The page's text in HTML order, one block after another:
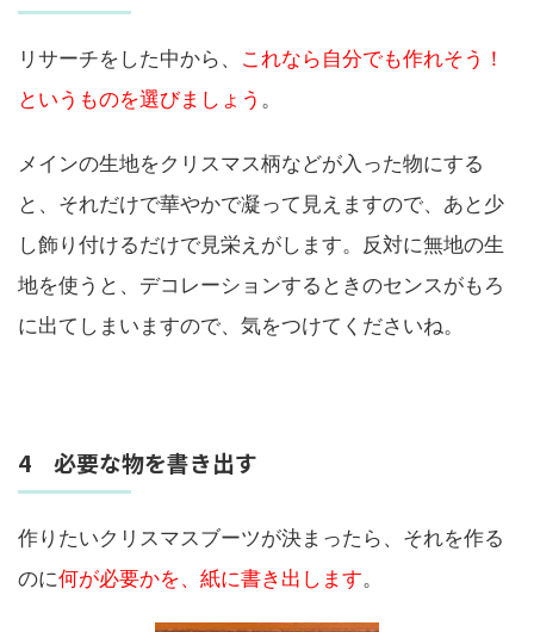
リサーチをした中から、 これなら自分でも作れそう！
というものを選びましょう 。
メインの生地をクリスマス柄などが入った物にする
と、それだけで華やかで凝って見えますので、あと少
し飾り付けるだけで見栄えがします。反対に無地の生
地を使うと、デコレーションするときのセンスがもろ
に出てしまいますので、気をつけてくださいね。
4 必要な物を書き出す
作りたいクリスマスブーツが決まったら、それを作る
のに何が必要かを、紙に書き出します。